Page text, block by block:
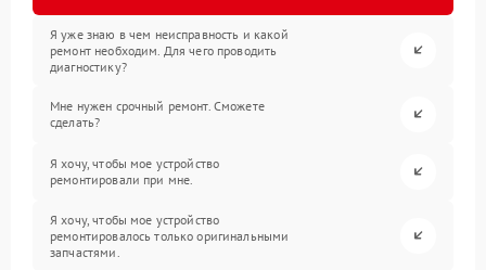
Я уже знаю в чем неисправность и какой
ремонт необходим. Для чего проводить
диагностику?
Мне нужен срочный ремонт. Сможете
сделать?
Я хочу, чтобы мое устройство
ремонтировали при мне.
Я хочу, чтобы мое устройство
ремонтировалось только оригинальными
запчастями.